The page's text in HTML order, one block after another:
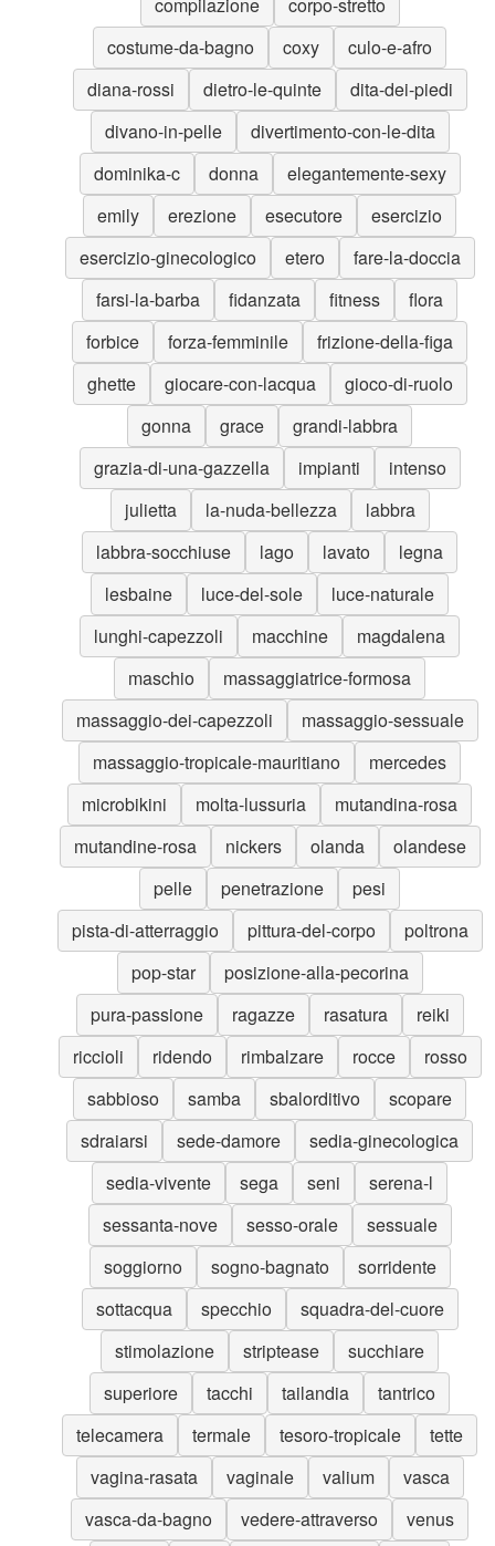
costume-da-bagno
coxy
culo-e-afro
diana-rossi
dietro-le-quinte
dita-dei-piedi
divano-in-pelle
divertimento-con-le-dita
dominika-c
donna
elegantemente-sexy
emily
erezione esecutore
esercizio
esercizio-ginecologico
etero
fare-la-doccia
farsi-la-barba
fidanzata fitness
flora
forbice
forza-femminile
frizione-della-figa
ghette
giocare-con-lacqua
gioco-di-ruolo
gonna
grace
grandi-labbra
grazia-di-una-gazzella
impianti
intenso
julietta
la-nuda-bellezza
labbra
labbra-socchiuse
lago lavato
legna
lesbaine
luce-del-sole
luce-naturale
lunghi-capezzoli
macchine
magdalena
maschio
massaggiatrice-formosa
massaggio-dei-capezzoli
massaggio-sessuale
massaggio-tropicale-mauritiano
mercedes
microbikini
molta-lussuria
mutandina-rosa
mutandine-rosa
nickers olanda
olandese
pelle
penetrazione
pesi
pista-di-atterraggio
pittura-del-corpo
poltrona
pop-star
posizione-alla-pecorina
pura-passione
ragazze rasatura
reiki
riccioli
ridendo rimbalzare rocce
rosso
sabbioso
samba sbalorditivo
scopare
sdraiarsi
sede-damore
sedia-ginecologica
sedia-vivente
sega seni
serena-l
sessanta-nove
sesso-orale
sessuale
soggiorno
sogno-bagnato
sorridente
sottacqua
specchio
squadra-del-cuore
stimolazione
striptease
succhiare
superiore
tacchi tailandia
tantrico
telecamera
termale tesoro-tropicale
tette
vagina-rasata
vaginale valium
vasca
vasca-da-bagno
vedere-attraverso
venus